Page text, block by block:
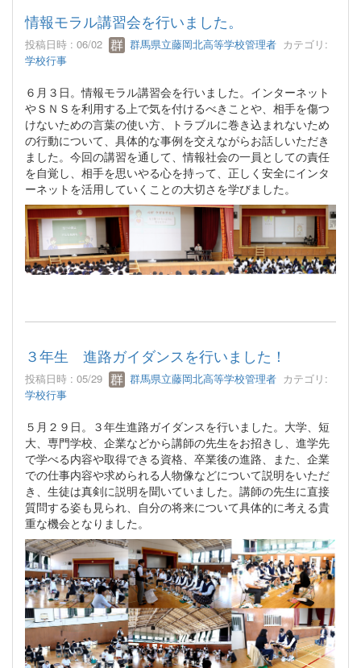
情報モラル講習会を行いました。
投稿日時 : 06/02 群馬県立藤岡北高等学校管理者 カテゴリ:
学校行事
６月３日。情報モラル講習会を行いました。インターネット
やＳＮＳを利用する上で気を付けるべきことや、相手を傷つ
けないための言葉の使い方、トラブルに巻き込まれないため
の行動について、具体的な事例を交えながらお話しいただき
ました。今回の講習を通して、情報社会の一員としての責任
を自覚し、相手を思いやる心を持って、正しく安全にインタ
ーネットを活用していくことの大切さを学びました。
３年生 進路ガイダンスを行いました！
投稿日時 : 05/29 群馬県立藤岡北高等学校管理者 カテゴリ:
学校行事
５月２９日。３年生進路ガイダンスを行いました。大学、短
大、専門学校、企業などから講師の先生をお招きし、進学先
で学べる内容や取得できる資格、卒業後の進路、また、企業
での仕事内容や求められる人物像などについて説明をいただ
き、生徒は真剣に説明を聞いていました。講師の先生に直接
質問する姿も見られ、自分の将来について具体的に考える貴
重な機会となりました。